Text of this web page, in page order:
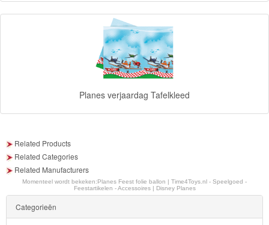
Megabloks
Pony
Finding
Dory
Planes
Feestartikelen
Planes verjaardag Tafelkleed
Related Products
Related Categories
Related Manufacturers
Momenteel wordt bekeken:Planes Feest folie ballon | Time4Toys.nl - Speelgoed -
Feestartikelen - Accessoires | Disney Planes
Categorieën